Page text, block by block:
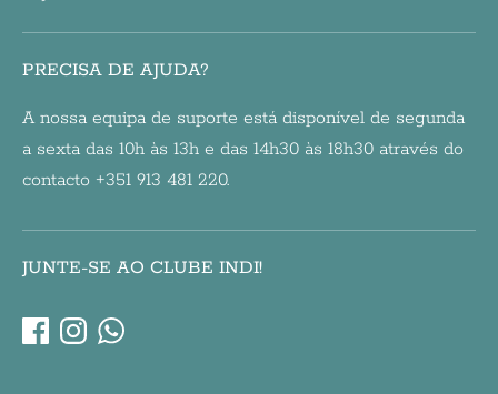
PRECISA DE AJUDA?
A nossa equipa de suporte está disponível de segunda
a sexta das 10h às 13h e das 14h30 às 18h30 através do
contacto +351 913 481 220.
JUNTE-SE AO CLUBE INDI!